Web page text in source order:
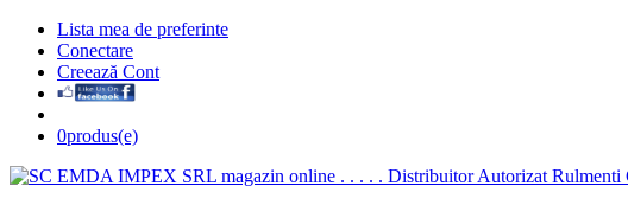
Lista mea de preferinte
Conectare
Creează Cont
0produs(e)